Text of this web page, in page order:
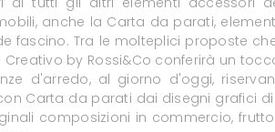
anche la Carta da parati,
fascino. Tra le molteplici proposte
Creativo by Rossi&Co conferirà un
d'arredo, al giorno d'oggi,
Carta da parati dai disegni grafici
composizioni in commercio,